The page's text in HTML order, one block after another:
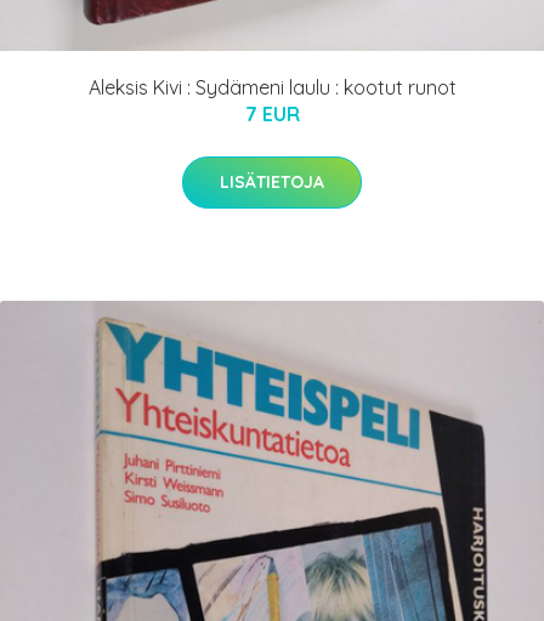
Aleksis Kivi : Sydämeni laulu : kootut runot
7 EUR
LISÄTIETOJA